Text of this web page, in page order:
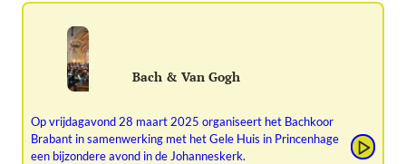
Bach & Van Gogh
Op vrijdagavond 28 maart 2025 organiseert het Bachkoor
Brabant in samenwerking met het Gele Huis in Princenhage
een bijzondere avond in de Johanneskerk.